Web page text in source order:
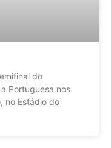
do
Portuguesa nos
no Estádio do